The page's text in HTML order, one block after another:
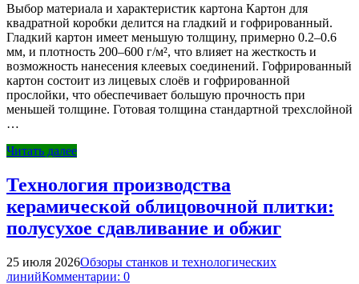
Выбор материала и характеристик картона Картон для
квадратной коробки делится на гладкий и гофрированный.
Гладкий картон имеет меньшую толщину, примерно 0.2–0.6
мм, и плотность 200–600 г/м², что влияет на жесткость и
возможность нанесения клеевых соединений. Гофрированный
картон состоит из лицевых слоёв и гофрированной
прослойки, что обеспечивает большую прочность при
меньшей толщине. Готовая толщина стандартной трехслойной
…
Читать далее
Технология производства
керамической облицовочной плитки:
полусухое сдавливание и обжиг
25 июля 2026Обзоры станков и технологических
линийКомментарии: 0